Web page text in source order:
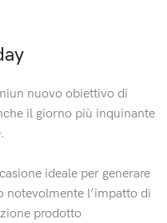
nuovo obiettivo di
il giorno più inquinante
ideale per generare
notevolmente l’impatto di
prodotto